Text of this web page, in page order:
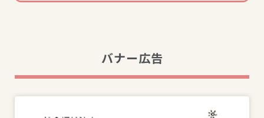
バナー広告